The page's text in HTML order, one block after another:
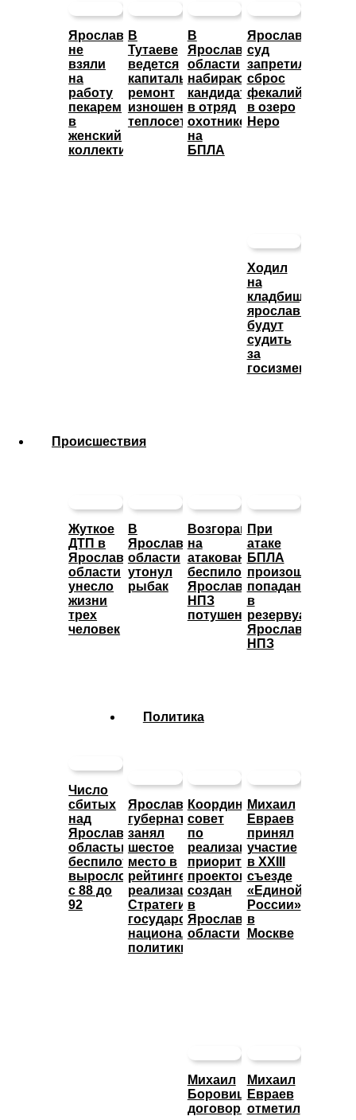
Ярославца
не
взяли
на
работу
пекарем
в
женский
коллектив
В
Тутаеве
ведется
капитальный
ремонт
изношенных
теплосетей
В
Ярославской
области
набирают
кандидатов
в отряд
охотников
на
БПЛА
Ярославский
суд
запретил
сброс
фекалий
в озеро
Неро
Ходил
на
кладбище:
ярославца
будут
судить
за
госизмену
Происшествия
Жуткое
ДТП в
Ярославской
области
унесло
жизни
трех
человек
В
Ярославской
области
утонул
рыбак
Возгорание
на
атакованном
беспилотниками
Ярославском
НПЗ
потушено
При
атаке
БПЛА
произошло
попадание
в
резервуары
Ярославского
НПЗ
Число
сбитых
над
Ярославской
областью
беспилотников
выросло
с 88 до
92
Политика
Ярославский
губернатор
занял
шестое
место в
рейтинге
реализации
Стратегии
государственной
национальной
политики
Координационный
совет
по
реализации
приоритетных
проектов
создан
в
Ярославской
области
Михаил
Евраев
принял
участие
в XXIII
съезде
«Единой
России»
в
Москве
Михаил
Боровицкий
договорился
Михаил
Евраев
отметил